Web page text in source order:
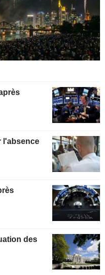
l'absence
des